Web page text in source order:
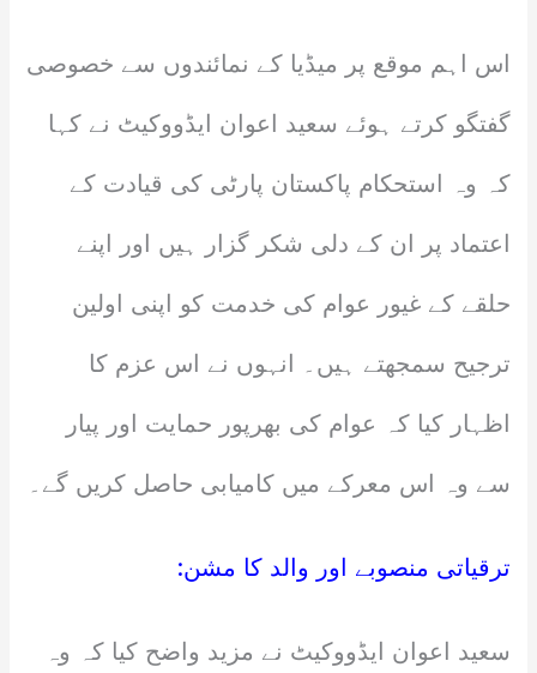
اس اہم موقع پر میڈیا کے نمائندوں سے خصوصی
گفتگو کرتے ہوئے سعید اعوان ایڈووکیٹ نے کہا
کہ وہ استحکام پاکستان پارٹی کی قیادت کے
اعتماد پر ان کے دلی شکر گزار ہیں اور اپنے
حلقے کے غیور عوام کی خدمت کو اپنی اولین
ترجیح سمجھتے ہیں۔ انہوں نے اس عزم کا
اظہار کیا کہ عوام کی بھرپور حمایت اور پیار
سے وہ اس معرکے میں کامیابی حاصل کریں گے۔
ترقیاتی منصوبے اور والد کا مشن:
سعید اعوان ایڈووکیٹ نے مزید واضح کیا کہ وہ